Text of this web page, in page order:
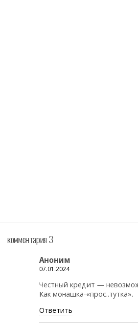
комментария 3
Аноним
07.01.2024
Честный кредит —
Как монашка-«прос..тутка».
Ответить